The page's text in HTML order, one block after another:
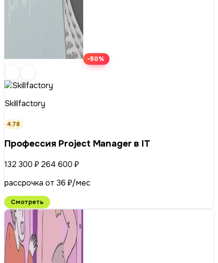
-50%
Skillfactory
4.78
Профессия Project Manager в IT
132 300 ₽ 264 600 ₽
рассрочка от 36 ₽/мес
Смотреть